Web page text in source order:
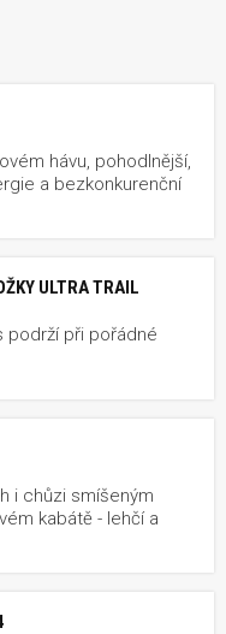
hávu, pohodlnější,
a bezkonkurenční
ULTRA TRAIL
podrží při pořádné
i chůzi smíšeným
kabátě - lehčí a